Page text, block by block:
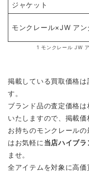
ジャケット
モンクレール×JW ア
1 モンクレール JW
掲載している買取価格
す。
ブランド品の査定価格
いたしますので、掲載価
お持ちのモンクレール
はお気軽に 当店ハイブラ
ませ。
全アイテムを対象に高価